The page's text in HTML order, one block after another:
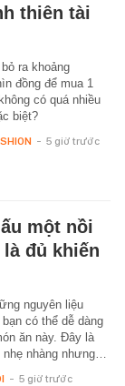
thiên tài
bỏ ra khoảng
đồng để mua 1
có quá nhiều
biệt?
- 5 giờ trước
một nồi
đủ khiến
nguyên liệu
có thể dễ dàng
ăn này. Đây là
nhàng nhưng…
- 5 giờ trước